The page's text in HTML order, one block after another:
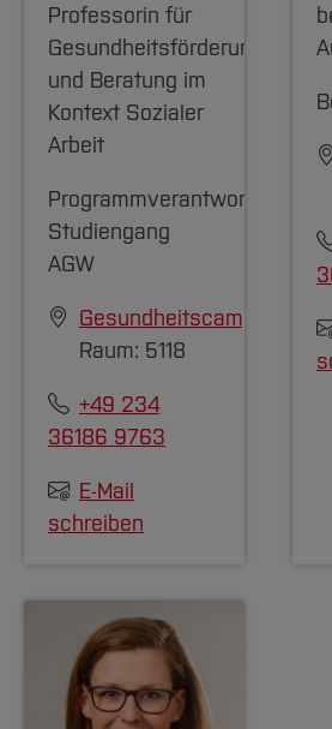
Professorin für
Gesundheitsförderung
und Beratung im
Kontext Sozialer
Arbeit
Programmverantwortliche
Studiengang
AGW
Gesundheitscampus
Raum: 5118
+49 234
36186 9763
E-Mail
schreiben